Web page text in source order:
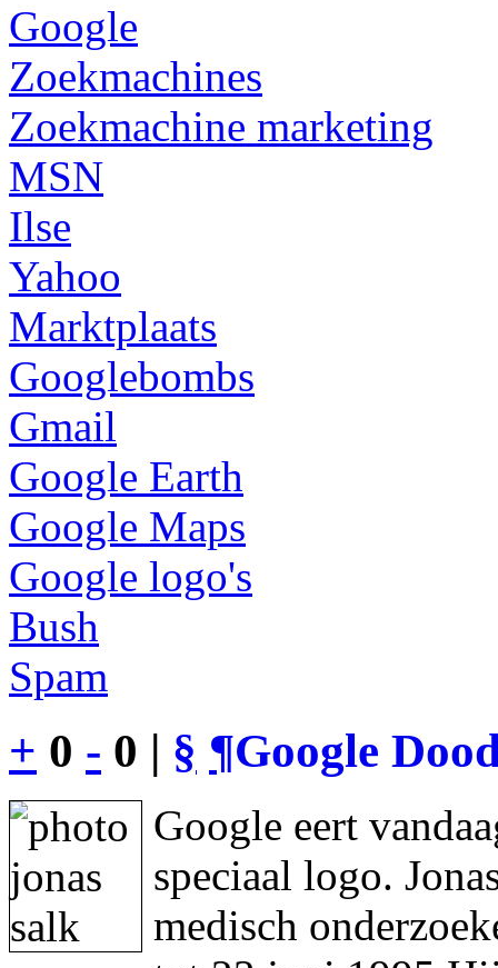
Google
Zoekmachines
Zoekmachine marketing
MSN
Ilse
Yahoo
Marktplaats
Googlebombs
Gmail
Google Earth
Google Maps
Google logo's
Bush
Spam
+ 0 - 0 | § ¶Google
Google eert
speciaal logo.
medisch